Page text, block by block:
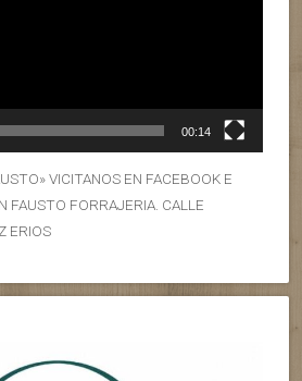
00:14
VICITANOS EN FACEBOOK E
FAUSTO FORRAJERIA. CALLE
ERIOS